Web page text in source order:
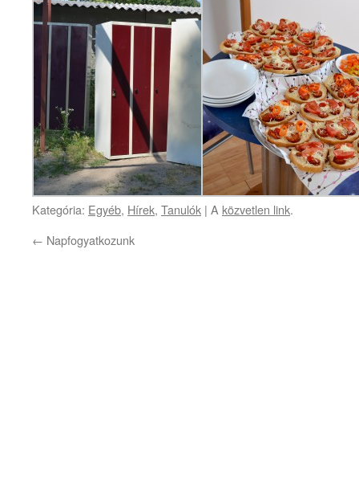
Kategória: Egyéb, Hírek, Tanulók | A közvetlen link.
← Napfogyatkozunk